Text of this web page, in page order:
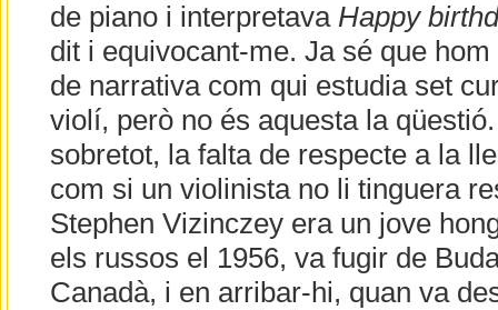
de piano i interpretava Happy
dit i equivocant-me. Ja sé que
de narrativa com qui estudia set
violí, però no és aquesta la
sobretot, la falta de respecte a la
com si un violinista no li tinguera
Stephen Vizinczey era un jove
els russos el 1956, va fugir de
Canadà, i en arribar-hi, quan va